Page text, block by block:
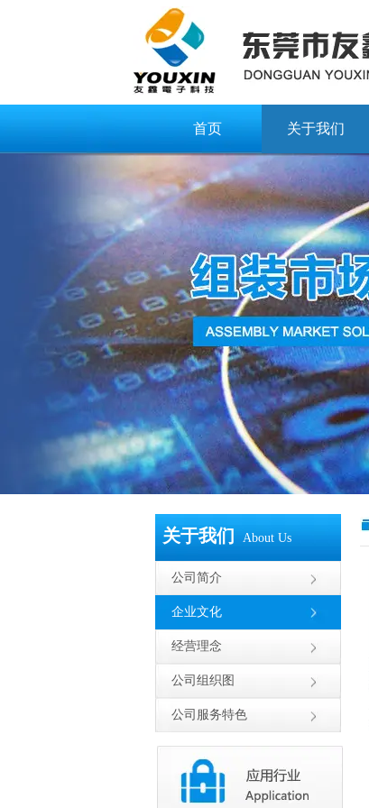
首页 关于我们
关于我们 About Us
公司简介
企业文化
经营理念
公司组织图
公司服务特色